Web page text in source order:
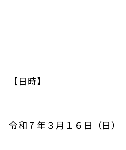
【日時】
令和７年３月１６日（日）